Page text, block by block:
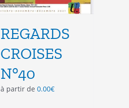
REGARDS
CROISES
N°40
à partir de 0.00€